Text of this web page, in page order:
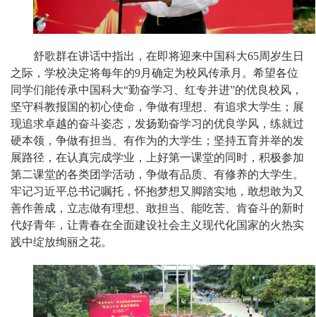
舒歌群在讲话中指出，在即将迎来中国科大65周岁生日
之际，学校决定将每年的9月确定为校风传承月。希望各位
同学们能传承中国科大“勤奋学习、红专并进”的优良校风，
坚守科教报国的初心使命，争做有理想、有追求大学生；展
现追求卓越的奋斗姿态，发扬勤奋学习的优良学风，练就过
硬本领，争做有担当、有作为的大学生；坚持五育并举的发
展路径，在认真完成学业，上好第一课堂的同时，积极参加
第二课堂的各类团学活动，争做有品质、有修养的大学生。
牢记习近平总书记嘱托，怀抱梦想又脚踏实地，敢想敢为又
善作善成，立志做有理想、敢担当、能吃苦、肯奋斗的新时
代好青年，让青春在全面建设社会主义现代化国家的火热实
践中绽放绚丽之花。